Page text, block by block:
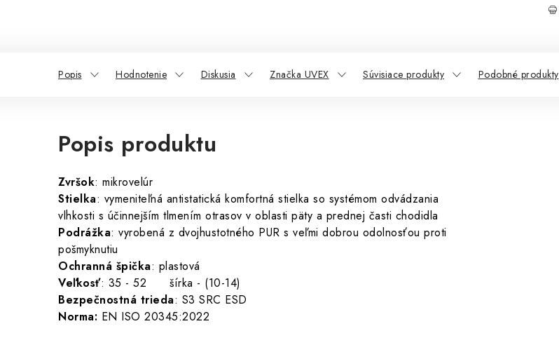
Popis Hodnotenie Diskusia Značka UVEX Súvisiace produkty Podobné produkty
Popis produktu
Zvršok: mikrovelúr
Stielka: vymeniteľná antistatická komfortná stielka so systémom odvádzania
vlhkosti s účinnejším tlmením otrasov v oblasti päty a prednej časti chodidla
Podrážka: vyrobená z dvojhustotného PUR s veľmi dobrou odolnosťou proti
pošmyknutiu
Ochranná špička: plastová
Veľkosť: 35 - 52 šírka - (10-14)
Bezpečnostná trieda: S3 SRC ESD
Norma: EN ISO 20345:2022